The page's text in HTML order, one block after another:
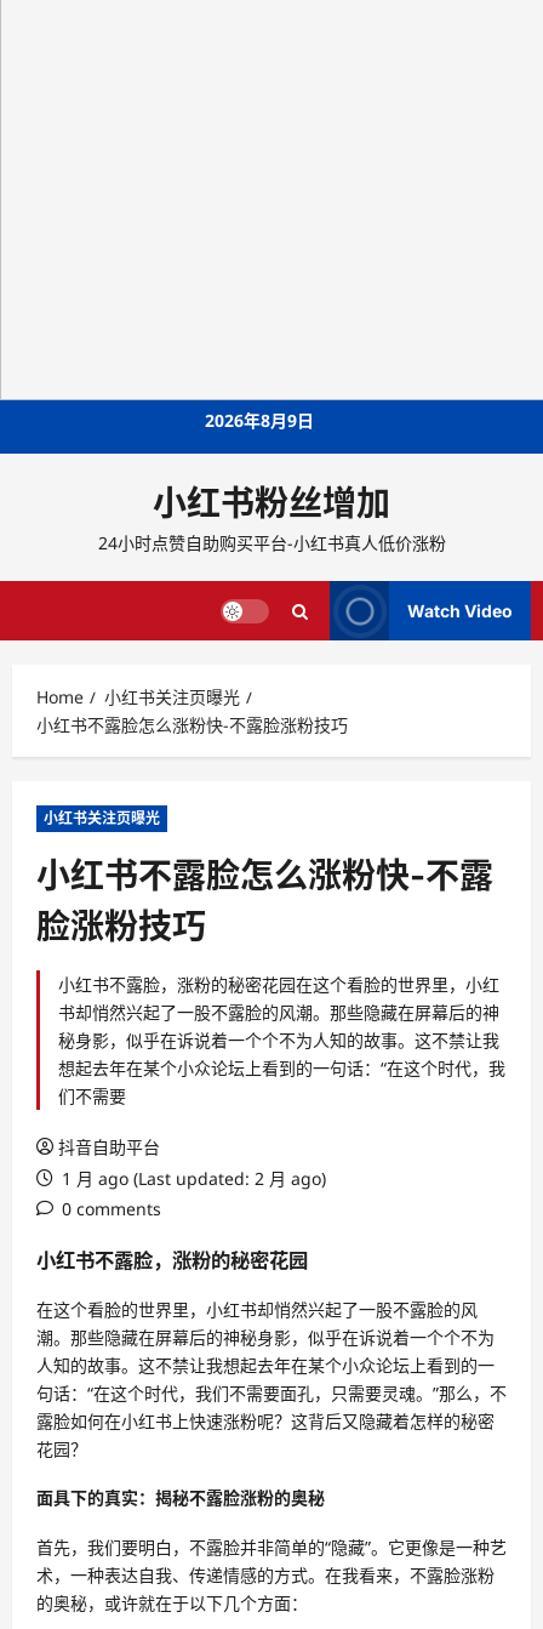
2026年8月9日
小红书粉丝增加
24小时点赞自助购买平台-小红书真人低价涨粉
Watch Video
Home
小红书关注页曝光
小红书不露脸怎么涨粉快-不露脸涨粉技巧
小红书关注页曝光
小红书不露脸怎么涨粉快-不露
脸涨粉技巧
小红书不露脸，涨粉的秘密花园在这个看脸的世界里，小红
书却悄然兴起了一股不露脸的风潮。那些隐藏在屏幕后的神
秘身影，似乎在诉说着一个个不为人知的故事。这不禁让我
想起去年在某个小众论坛上看到的一句话：“在这个时代，我
们不需要
抖音自助平台
1 月 ago (Last updated: 2 月 ago)
0 comments
小红书不露脸，涨粉的秘密花园
在这个看脸的世界里，小红书却悄然兴起了一股不露脸的风
潮。那些隐藏在屏幕后的神秘身影，似乎在诉说着一个个不为
人知的故事。这不禁让我想起去年在某个小众论坛上看到的一
句话：“在这个时代，我们不需要面孔，只需要灵魂。”那么，不
露脸如何在小红书上快速涨粉呢？这背后又隐藏着怎样的秘密
花园？
面具下的真实：揭秘不露脸涨粉的奥秘
首先，我们要明白，不露脸并非简单的“隐藏”。它更像是一种艺
术，一种表达自我、传递情感的方式。在我看来，不露脸涨粉
的奥秘，或许就在于以下几个方面：